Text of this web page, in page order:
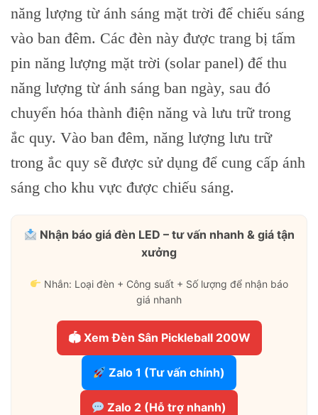
năng lượng từ ánh sáng mặt trời để chiếu sáng
vào ban đêm. Các đèn này được trang bị tấm
pin năng lượng mặt trời (solar panel) để thu
năng lượng từ ánh sáng ban ngày, sau đó
chuyển hóa thành điện năng và lưu trữ trong
ắc quy. Vào ban đêm, năng lượng lưu trữ
trong ắc quy sẽ được sử dụng để cung cấp ánh
sáng cho khu vực được chiếu sáng.
Nhận báo giá đèn LED – tư vấn nhanh & giá tận
xưởng
Nhắn: Loại đèn + Công suất + Số lượng để nhận báo
giá nhanh
🏟 Xem Đèn Sân Pickleball 200W
Zalo 1 (Tư vấn chính)
Zalo 2 (Hỗ trợ nhanh)